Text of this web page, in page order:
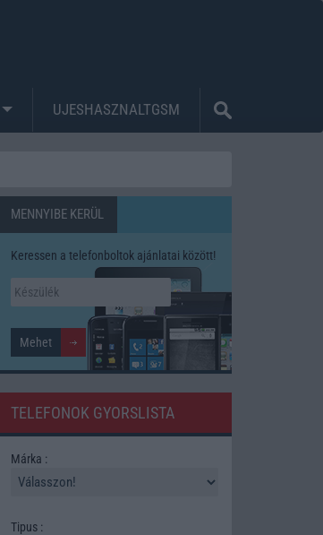
UJESHASZNALTGSM
MENNYIBE KERÜL
Keressen a telefonboltok ajánlatai között!
TELEFONOK GYORSLISTA
Márka :
Tipus :